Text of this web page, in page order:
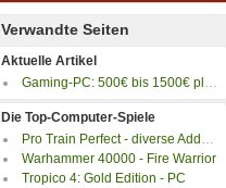
Verwandte Seiten
Aktuelle Artikel
Gaming-PC: 500€ bis 1500€ plus 4K-Gaming PC
Die Top-Computer-Spiele
Pro Train Perfect - diverse Addons
Warhammer 40000 - Fire Warrior
Tropico 4: Gold Edition - PC